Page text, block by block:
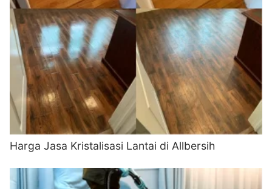
Harga Jasa Kristalisasi Lantai di Allbersih